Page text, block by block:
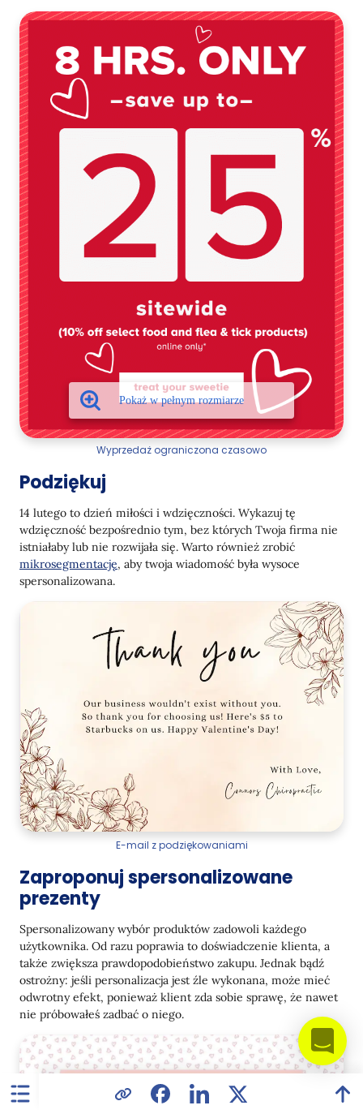
Wyprzedaż ograniczona czasowo
Podziękuj
14 lutego to dzień miłości i wdzięczności. Wykazuj tę
wdzięczność bezpośrednio tym, bez których Twoja firma nie
istniałaby lub nie rozwijała się. Warto również zrobić
mikrosegmentację, aby twoja wiadomość była wysoce
spersonalizowana.
E-mail z podziękowaniami
Zaproponuj spersonalizowane
prezenty
Spersonalizowany wybór produktów zadowoli każdego
użytkownika. Od razu poprawia to doświadczenie klienta, a
także zwiększa prawdopodobieństwo zakupu. Jednak bądź
ostrożny: jeśli personalizacja jest źle wykonana, może mieć
odwrotny efekt, ponieważ klient zda sobie sprawę, że nawet
nie próbowałeś zadbać o niego.